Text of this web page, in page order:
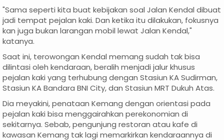
"Sama seperti kita buat kebijakan soal Jalan Kendal dibuat
jadi tempat pejalan kaki. Dan ketika itu dilakukan, fokusnya
kan juga bukan larangan mobil lewat Jalan Kendal,"
katanya.
Saat ini, terowongan Kendal memang sudah tak bisa
dilintasi oleh kendaraan, beralih menjadi jalur khusus
pejalan kaki yang terhubung dengan Stasiun KA Sudirman,
Stasiun KA Bandara BNI City, dan Stasiun MRT Dukuh Atas.
Dia meyakini, penataan Kemang dengan orientasi pada
pejalan kaki bisa menggairahkan perekonomian di
sekitarnya. Sebab, pengunjung restoran atau kafe di
kawasan Kemang tak lagi memarkirkan kendaraannya di